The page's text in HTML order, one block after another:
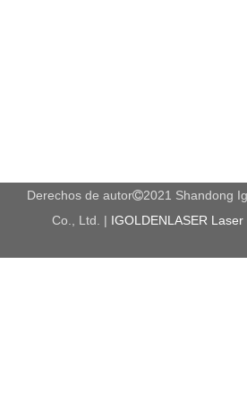
Lubricación de
Con
Límite Límite de omron
Transmisión
Derechos de autor2021 Shandong
Co., Ltd. | IGOLDENLASER